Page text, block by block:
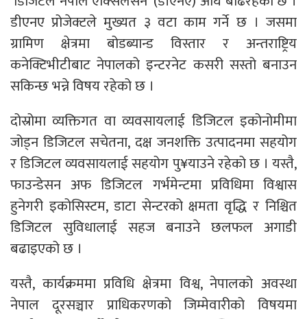
डीएनए प्रोजेक्टले मुख्यत ३ वटा काम गर्ने छ । जसमा
ग्रामिण क्षेत्रमा बोडब्यान्ड विस्तार र अन्तराष्ट्रिय
कनेक्टिभीटीबाट नेपालको इन्टरनेट कसरी सस्तो बनाउन
सकिन्छ भन्ने विषय रहेको छ ।
दोस्रोमा व्यक्तिगत वा व्यवसायलाई डिजिटल इकोनोमीमा
जोड्न डिजिटल सचेतना, दक्ष जनशक्ति उत्पादनमा सहयोग
र डिजिटल व्यवसायलाई सहयोग पु¥याउने रहेको छ । यस्तै,
फाउन्डेसन अफ डिजिटल गर्भमेन्टमा प्रविधिमा विश्वास
हुनेगरी इकोसिस्टम, डाटा सेन्टरको क्षमता वृद्धि र निश्चित
डिजिटल सुविधालाई सहज बनाउने छलफल अगाडी
बढाइएको छ ।
यस्तै, कार्यक्रममा प्रविधि क्षेत्रमा विश्व, नेपालको अवस्था
नेपाल दूरसञ्चार प्राधिकरणको जिम्मेवारीको विषयमा